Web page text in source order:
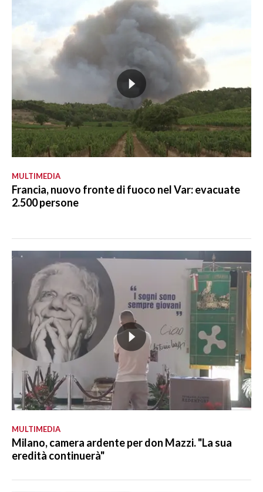
MULTIMEDIA
Francia, nuovo fronte di fuoco nel Var: evacuate
2.500 persone
MULTIMEDIA
Milano, camera ardente per don Mazzi. "La sua
eredità continuerà"